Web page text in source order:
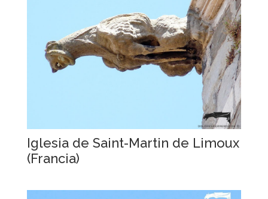
Iglesia de Saint-Martin de Limoux
(Francia)